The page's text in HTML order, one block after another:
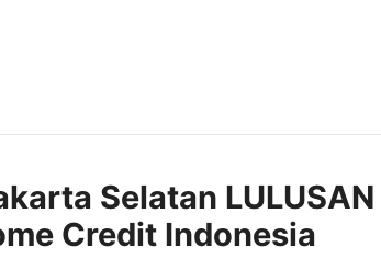
Selatan LULUSAN
Credit Indonesia